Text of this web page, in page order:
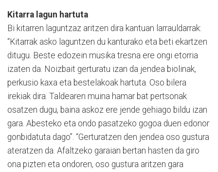
Kitarra lagun hartuta
Bi kitarren laguntzaz aritzen dira kantuan larrauldarrak:
“Kitarrak asko laguntzen du kanturako eta beti ekartzen
ditugu. Beste edozein musika tresna ere ongi etorria
izaten da. Noizbait gerturatu izan da jendea biolinak,
perkusio kaxa eta bestelakoak hartuta. Oso bilera
irekiak dira. Taldearen muina hamar bat pertsonak
osatzen dugu, baina askoz ere jende gehiago bildu izan
gara. Abesteko eta ondo pasatzeko gogoa duen edonor
gonbidatuta dago”. “Gerturatzen den jendea oso gustura
ateratzen da. Afaltzeko garaian bertan hasten da giro
ona pizten eta ondoren, oso gustura aritzen gara